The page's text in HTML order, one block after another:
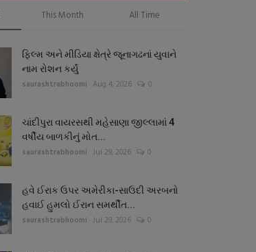
This Month All Time
ફિલ્મ અને મીડિયા ક્ષેત્રે જૂનાગઢનાં યુવાને
નામ રોશન કર્યું
saurashtrabhoomi Aug 4, 2026 0
ચાંદીપુરા વાયરસથી મહેસાણા જીલ્લામાં 4
વર્ષીય બાળકીનું મોત...
saurashtrabhoomi Jul 29, 2026 0
હવે ઈરાક ઉપર અમેરીકા-સાઉદી અરબનો
હવાઈ હુમલો ઈરાન સમર્થીત...
saurashtrabhoomi Jul 29, 2026 0